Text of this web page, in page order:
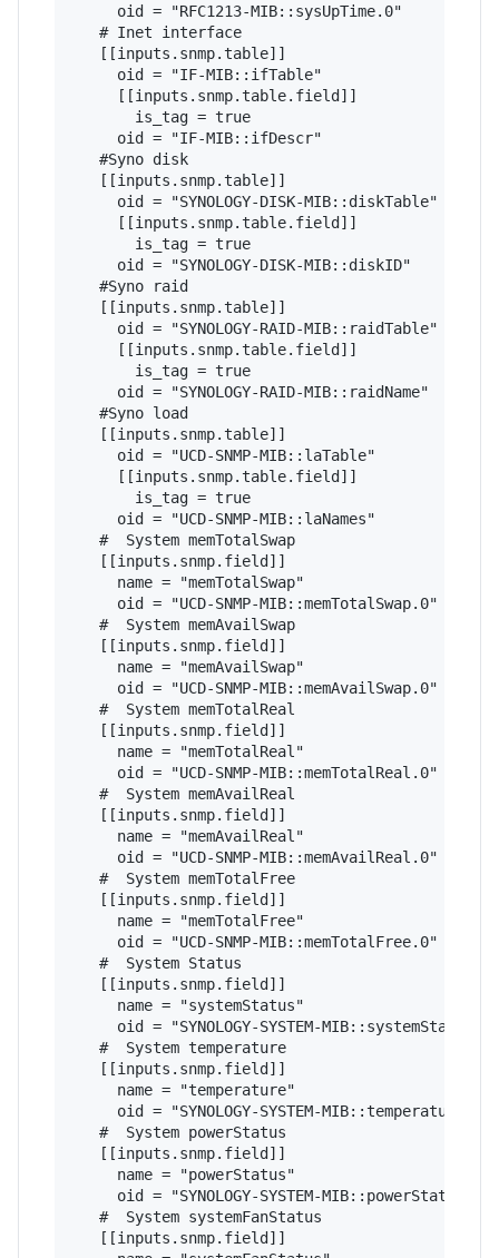
     oid = "RFC1213-MIB::sysUpTime.0"
   # Inet interface
   [[inputs.snmp.table]]
     oid = "IF-MIB::ifTable"
     [[inputs.snmp.table.field]]
       is_tag = true
     oid = "IF-MIB::ifDescr"
   #Syno disk
   [[inputs.snmp.table]]
     oid = "SYNOLOGY-DISK-MIB::diskTable"
     [[inputs.snmp.table.field]]
       is_tag = true
     oid = "SYNOLOGY-DISK-MIB::diskID"
   #Syno raid
   [[inputs.snmp.table]]
     oid = "SYNOLOGY-RAID-MIB::raidTable"
     [[inputs.snmp.table.field]]
       is_tag = true
     oid = "SYNOLOGY-RAID-MIB::raidName"
   #Syno load
   [[inputs.snmp.table]]
     oid = "UCD-SNMP-MIB::laTable"
     [[inputs.snmp.table.field]]
       is_tag = true
     oid = "UCD-SNMP-MIB::laNames"
   #  System memTotalSwap
   [[inputs.snmp.field]]
     name = "memTotalSwap"
     oid = "UCD-SNMP-MIB::memTotalSwap.0"
   #  System memAvailSwap
   [[inputs.snmp.field]]
     name = "memAvailSwap"
     oid = "UCD-SNMP-MIB::memAvailSwap.0"
   #  System memTotalReal
   [[inputs.snmp.field]]
     name = "memTotalReal"
     oid = "UCD-SNMP-MIB::memTotalReal.0"
   #  System memAvailReal
   [[inputs.snmp.field]]
     name = "memAvailReal"
     oid = "UCD-SNMP-MIB::memAvailReal.0"
   #  System memTotalFree
   [[inputs.snmp.field]]
     name = "memTotalFree"
     oid = "UCD-SNMP-MIB::memTotalFree.0"
   #  System Status
   [[inputs.snmp.field]]
     name = "systemStatus"
     oid = "SYNOLOGY-SYSTEM-MIB::systemStatus.0"
   #  System temperature
   [[inputs.snmp.field]]
     name = "temperature"
     oid = "SYNOLOGY-SYSTEM-MIB::temperature.0"
   #  System powerStatus
   [[inputs.snmp.field]]
     name = "powerStatus"
     oid = "SYNOLOGY-SYSTEM-MIB::powerStatus.0"
   #  System systemFanStatus
   [[inputs.snmp.field]]